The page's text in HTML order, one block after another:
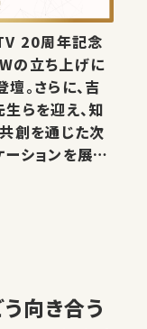
20周年記念
の立ち上げに
。さらに、吉
らを迎え、知
創を通じた次
ションを展望
向き合う